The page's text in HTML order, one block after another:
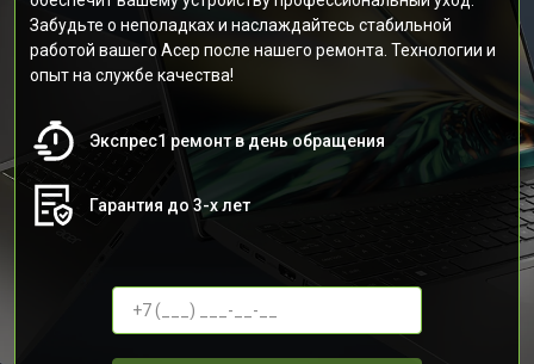
Забудьте о неполадках и наслаждайтесь стабильной
работой вашего Асер после нашего ремонта. Технологии и
опыт на службе качества!
Экспрес1 ремонт в день обращения
Гарантия до 3-х лет